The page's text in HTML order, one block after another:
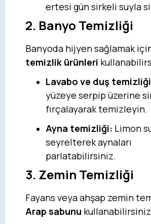
ertesi gün sirkeli suyla
2. Banyo Temizliği
Banyoda hijyen sağlamak
temizlik ürünleri
Lavabo ve duş
yüzeye serpip üzerine
fırçalayarak temizleyin.
Ayna temizliği: Limon
seyrelterek aynaları
parlatabilirsiniz.
3. Zemin Temizliği
Fayans veya ahşap zemin
Arap sabunu